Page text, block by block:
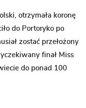
otrzymała koronę
do Portoryko po
zostać przełożony
finał Miss
do ponad 100